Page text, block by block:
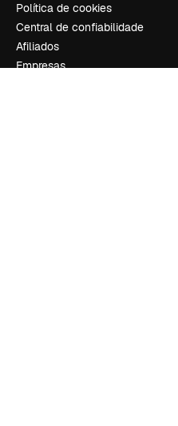
Política de cookies
Central de confiabilidade
Afiliados
Empresas